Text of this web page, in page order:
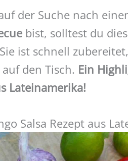
der Suche nach
bist, solltest du
ist schnell
den Tisch. Ein
Lateinamerika!
Salsa Rezept aus